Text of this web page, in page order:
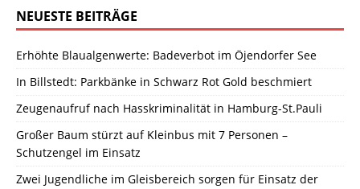
NEUESTE BEITRÄGE
Erhöhte Blaualgenwerte: Badeverbot im Öjendorfer See
In Billstedt: Parkbänke in Schwarz Rot Gold beschmiert
Zeugenaufruf nach Hasskriminalität in Hamburg-St.Pauli
Großer Baum stürzt auf Kleinbus mit 7 Personen –
Schutzengel im Einsatz
Zwei Jugendliche im Gleisbereich sorgen für Einsatz der